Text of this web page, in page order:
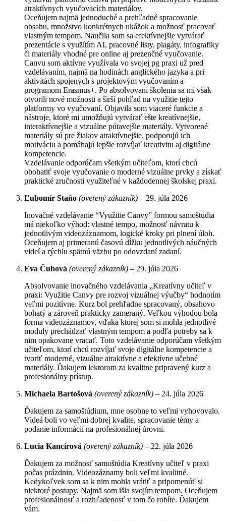
atraktívnych vyučovacích materiálov.
Oceňujem najmä jednoduché a prehľadné spracovanie
obsahu, množstvo konkrétnych ukážok a možnosť pracovať
vlastným tempom. Naučila som sa efektívnejšie vytvárať
prezentácie s využítím AI, pracovné listy, plagáty, infografiky
či materiály vhodné pre online aj prezenčné vyučovanie.
Canvu som aktívne využívala vo svojej pg praxi už pred
vzdelávaním, najmä na hodinách anglického jazyka a pri
aktivitách spojených s projektovým vyučovaním a
programom Erasmus+. Po absolvovaní školenia sa mi však
otvorili nové možnosti a širší pohľad na využitie tejto
platformy vo vyučovaní. Objavila som viaceré funkcie a
nástroje, ktoré mi umožňujú vytvárať ešte kreatívnejšie,
interaktívnejšie a vizuálne pútavejšie materiály. Vytvorené
materiály sú pre žiakov atraktívnejšie, podporujú ich
motiváciu a pomáhajú lepšie rozvíjať kreativitu aj digitálne
kompetencie.
Vzdelávanie odporúčam všetkým učiteľom, ktorí chcú
obohatiť svoje vyučovanie o moderné vizuálne prvky a získať
praktické zručnosti využiteľné v každodennej školskej praxi.
Ľubomír Staňo (overený zákazník) – 29. júla 2026
Inovačné vzdelávanie “Využitie Canvy” formou samoštúdia
má niekoľko výhod: vlastné tempo, možnosť návratu k
jednotlivým videozáznamom, logické kroky pri plnení úloh.
Oceňujem aj primeranú časovú dĺžku jednotlivých náučných
videí a rýchlu spätnú väzbu po odovzdaní zadaní.
Eva Čubová (overený zákazník) – 29. júla 2026
Absolvovanie inovačného vzdelávania „Kreatívny učiteľ v
praxi: Využitie Canvy pre rozvoj vizuálnej výučby“ hodnotím
veľmi pozitívne. Kurz bol prehľadne spracovaný, obsahovo
bohatý a zároveň prakticky zameraný. Veľkou výhodou bola
forma videozáznamov, vďaka ktorej som si mohla jednotlivé
moduly prechádzať vlastným tempom a podľa potreby sa k
nim opakovane vracať. Toto vzdelávanie odporúčam všetkým
učiteľom, ktorí chcú rozvíjať svoje digitálne kompetencie a
tvoriť moderné, vizuálne atraktívne a efektívne učebné
materiály. Ďakujem lektorom za kvalitne pripravený kurz a
profesionálny prístup.
Michaela Bartošová (overený zákazník) – 24. júla 2026
Ďakujem za samoštúdium, mne osobne to veľmi vyhovovalo.
Videá boli vo veľmi dobrej kvalite, spracovanie témy a
podanie informácií na profesionálnej úrovni.
Lucia Kancírová (overený zákazník) – 22. júla 2026
Ďakujem za možnosť samoštúdia Kreatívny učiteľ v praxi
počas prázdnin. Videozáznamy boli veľmi kvalitné.
Kedykoľvek som sa k nim mohla vrátiť a pripomenúť si
niektoré postupy. Najmä som išla svojím tempom. Oceňujem
profesionálnosť a rozhľadenosť v tom čo robíte. Ďakujem
vám.